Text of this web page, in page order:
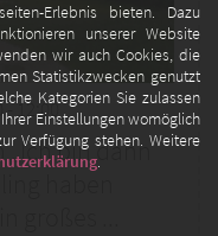
Erlebnis bieten. Dazu
unserer Website
wir auch Cookies, die
Statistikzwecken genutzt
Kategorien Sie zulassen
Einstellungen womöglich
Verfügung stehen. Weitere
.
- 12:00
„Ich bin dann
haben
großes ...